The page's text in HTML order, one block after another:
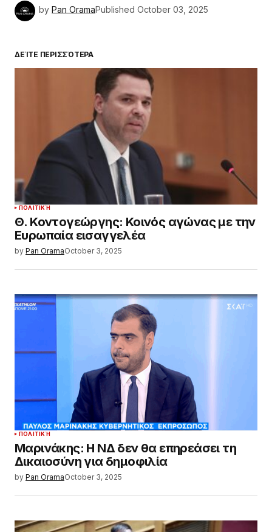
by Pan OramaPublished October 03, 2025
ΔΕΊΤΕ ΠΕΡΙΣΣΌΤΕΡΑ
ΠΟΛΙΤΙΚΉ
Θ. Κοντογεώργης: Κοινός αγώνας με την
Ευρωπαία εισαγγελέα
by Pan OramaOctober 3, 2025
ΠΟΛΙΤΙΚΉ
Μαρινάκης: Η ΝΔ δεν θα επηρεάσει τη
Δικαιοσύνη για δημοφιλία
by Pan OramaOctober 3, 2025